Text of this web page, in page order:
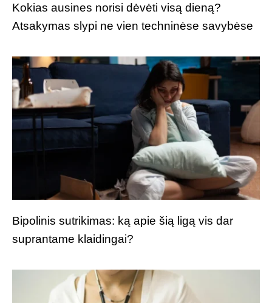
Kokias ausines norisi dėvėti visą dieną?
Atsakymas slypi ne vien techninėse savybėse
Bipolinis sutrikimas: ką apie šią ligą vis dar
suprantame klaidingai?